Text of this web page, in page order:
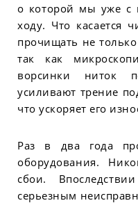
о которой мы уже с
ходу. Что касается
прочищать не
так как
ворсинки ниток
усиливают трение
что ускоряет его
Раз в два года
оборудования.
сбои.
серьезным